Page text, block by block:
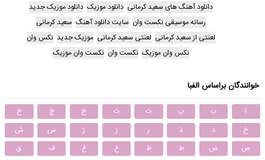
دانلود آهنگ های سعید کرمانی دانلود موزیک دانلود موزیک جدید
رسانه موسیقی نکست وان سایت دانلود آهنگ سعید کرمانی
لعنتی از سعید کرمانی لعنتی سعید کرمانی موزیک جدید نکس وان
نکس وان موزیک نکست وان نکست وان موزیک
خوانندگان براساس الفبا
ا ب پ ت ث ج چ
ح
خ
د ذ ر ز ژ س
ش
ص
ض ط ظ ع غ ف
ق